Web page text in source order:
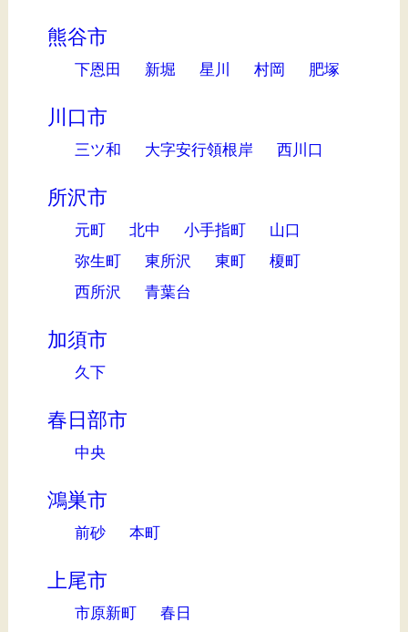
熊谷市
下恩田 新堀 星川 村岡 肥塚
川口市
三ツ和 大字安行領根岸 西川口
所沢市
元町 北中 小手指町
山口
弥生町
東所沢 東町
榎町
西所沢
青葉台
加須市
久下
春日部市
中央
鴻巣市
前砂 本町
上尾市
市原新町 春日